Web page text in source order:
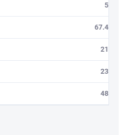
5
67.4
21
23
48